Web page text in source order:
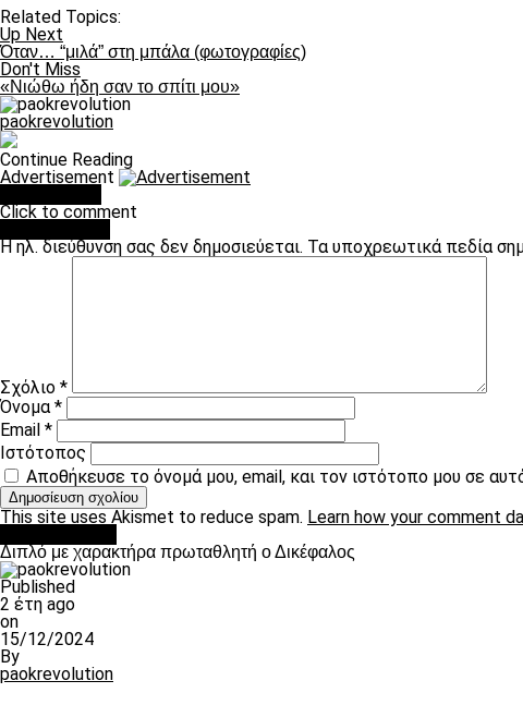
Related Topics:
Up Next
Όταν… “μιλά” στη μπάλα (φωτογραφίες)
Don't Miss
«Νιώθω ήδη σαν το σπίτι μου»
paokrevolution
Continue Reading
Advertisement
Click to comment
Η ηλ. διεύθυνση σας δεν δημοσιεύεται. Τα υποχρεωτικά πεδία
Σχόλιο *
Όνομα*
Email *
Ιστότοπος
Αποθήκευσε το όνομά μου, email, και τον ιστότοπο μου σε
This site uses Akismet to reduce spam. Learn how your comment
Διπλό με χαρακτήρα πρωταθλητή ο Δικέφαλος
Published
2 έτη ago
on
15/12/2024
By
paokrevolution